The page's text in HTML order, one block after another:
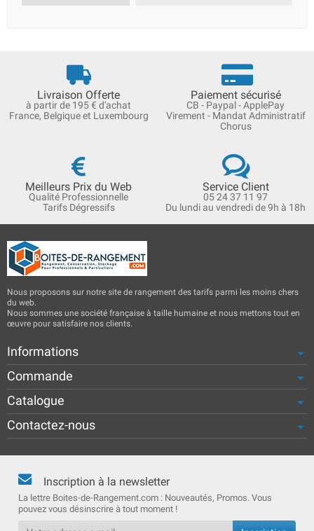
Livraison Offerte
à partir de 195 € d'achat
France, Belgique et Luxembourg
Paiement sécurisé
CB - Paypal - ApplePay
Virement - Mandat Administratif
Chorus
Meilleurs Prix du Web
Qualité Professionnelle
Tarifs Dégressifs
Service Client
05 24 37 11 97
Du lundi au vendredi de 9h à 18h
Nous proposons sur notre site de rangement des tarifs parmi les moins chers
du web.
Nous sommes une société française à taille humaine et nous mettons tout en
œuvre pour satisfaire nos clients.
Informations
Commande
Catalogue
Contactez-nous
Inscription à la newsletter
La lettre Boites-de-Rangement.com : Nouveautés, Promos. Vous
pouvez vous désinscrire à tout moment !